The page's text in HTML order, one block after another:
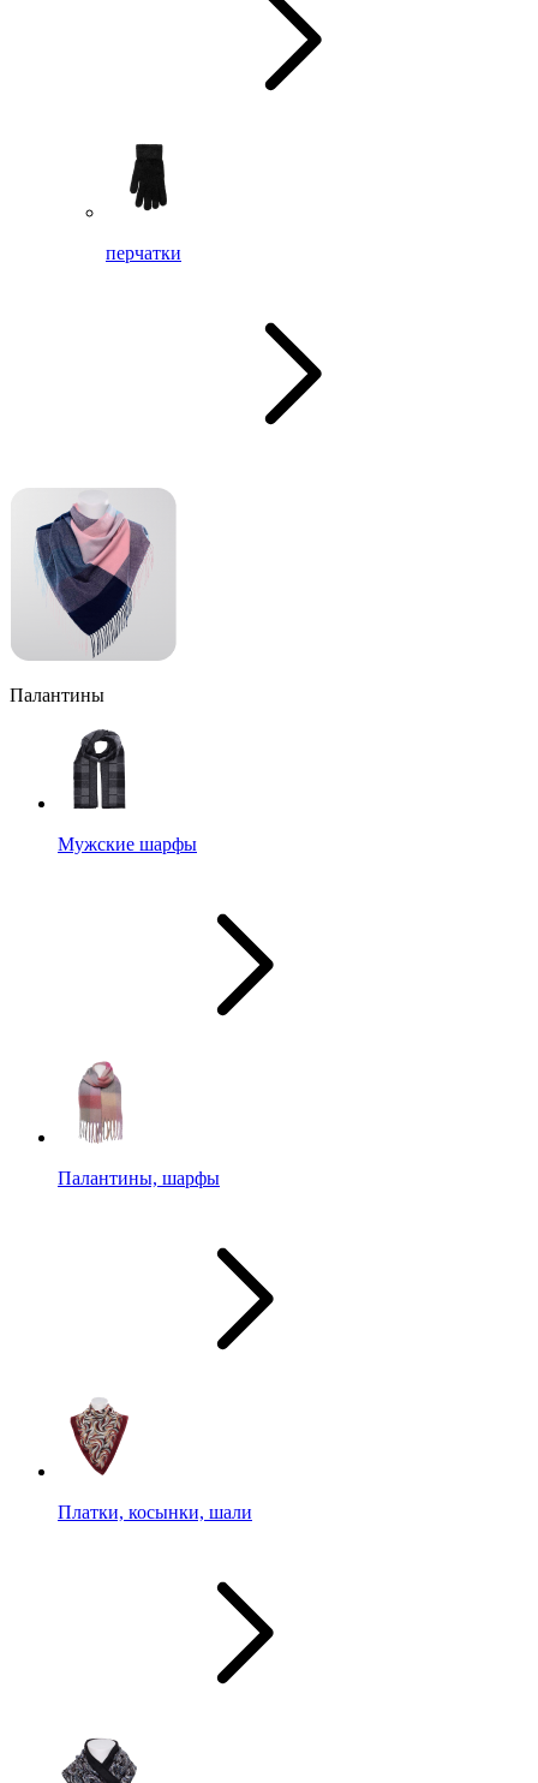
перчатки
Палантины
Мужские шарфы
Палантины, шарфы
Платки, косынки, шали